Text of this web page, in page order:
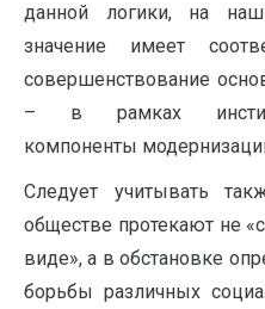
данной логики, на наш
значение имеет
совершенствование
– в рамках
компоненты
Следует учитывать
обществе протекают не
виде», а в обстановке
борьбы различных